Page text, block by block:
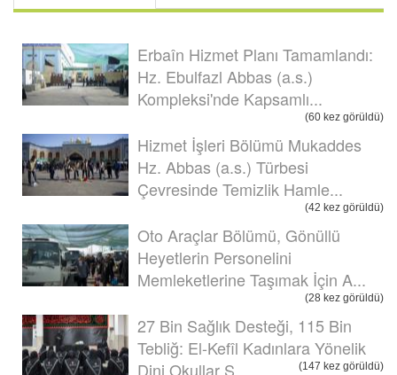
Erbaîn Hizmet Planı Tamamlandı:
Hz. Ebulfazl Abbas (a.s.)
Kompleksi'nde Kapsamlı...
(60 kez görüldü)
Hizmet İşleri Bölümü Mukaddes
Hz. Abbas (a.s.) Türbesi
Çevresinde Temizlik Hamle...
(42 kez görüldü)
Oto Araçlar Bölümü, Gönüllü
Heyetlerin Personelini
Memleketlerine Taşımak İçin A...
(28 kez görüldü)
27 Bin Sağlık Desteği, 115 Bin
Tebliğ: El-Kefîl Kadınlara Yönelik
Dini Okullar Ş...
(147 kez görüldü)